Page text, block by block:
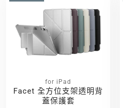
for iPad
Facet 全方位支架透明背
蓋保護套